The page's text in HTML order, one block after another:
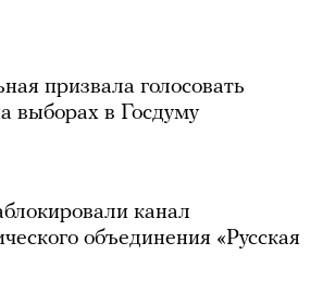
призвала голосовать
выборах в Госдуму
канал
объединения «Русская